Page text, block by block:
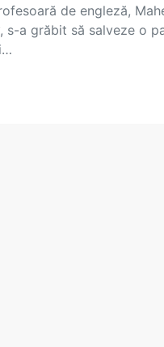
de engleză,
s-a grăbit să salveze o